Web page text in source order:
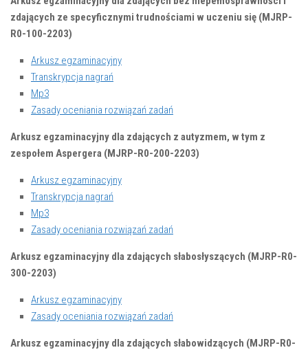
zdających ze specyficznymi trudnościami w uczeniu się (MJRP-
R0-100-2203)
Arkusz egzaminacyjny
Transkrypcja nagrań
Mp3
Zasady oceniania rozwiązań zadań
Arkusz egzaminacyjny dla zdających z autyzmem, w tym z
zespołem Aspergera (MJRP-R0-200-2203)
Arkusz egzaminacyjny
Transkrypcja nagrań
Mp3
Zasady oceniania rozwiązań zadań
Arkusz egzaminacyjny dla zdających słabosłyszących (MJRP-R0-
300-2203)
Arkusz egzaminacyjny
Zasady oceniania rozwiązań zadań
Arkusz egzaminacyjny dla zdających słabowidzących (MJRP-R0-